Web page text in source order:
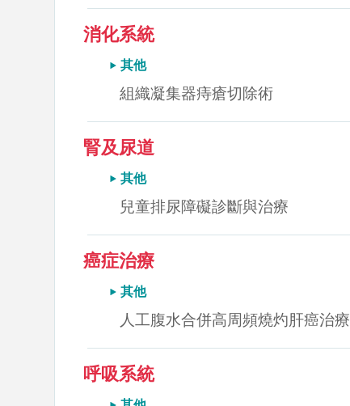
消化系統
其他
組織凝集器痔瘡切除術
腎及尿道
其他
兒童排尿障礙診斷與治療
癌症治療
其他
人工腹水合併高周頻燒灼肝癌治療
呼吸系統